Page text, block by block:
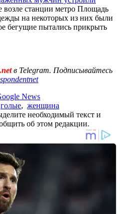
возле станции метро Площадь
на некоторых из них были
бегущие пытались прикрыть
в Telegram. Подписывайтесь
News
голые, женщина
необходимый текст и
об этом редакции.